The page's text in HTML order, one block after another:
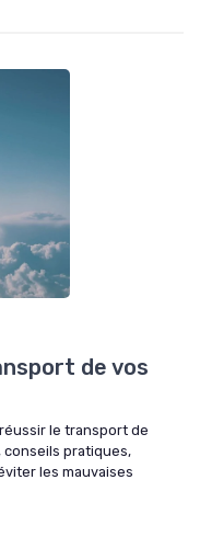
de vos
le transport de
conseils pratiques,
les mauvaises